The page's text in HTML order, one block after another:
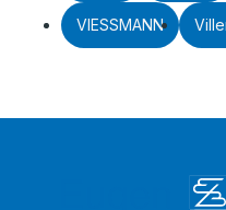
VIESSMANN